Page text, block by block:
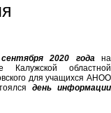
2020 годана
Калужской областной
для учащихся АНОО
день информации